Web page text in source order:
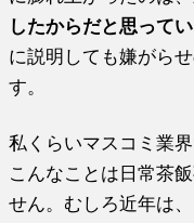
したからだと思って
に説明しても嫌がら
す。
私くらいマスコミ業
こんなことは日常茶
せん。むしろ近年は